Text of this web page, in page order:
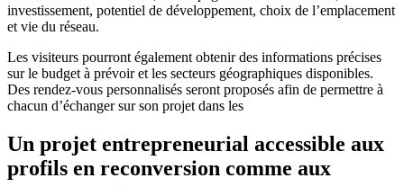
investissement, potentiel de développement, choix de l’emplacement
et vie du réseau.
Les visiteurs pourront également obtenir des informations précises
sur le budget à prévoir et les secteurs géographiques disponibles.
Des rendez-vous personnalisés seront proposés afin de permettre à
chacun d’échanger sur son projet dans les
Un projet entrepreneurial accessible aux
profils en reconversion comme aux